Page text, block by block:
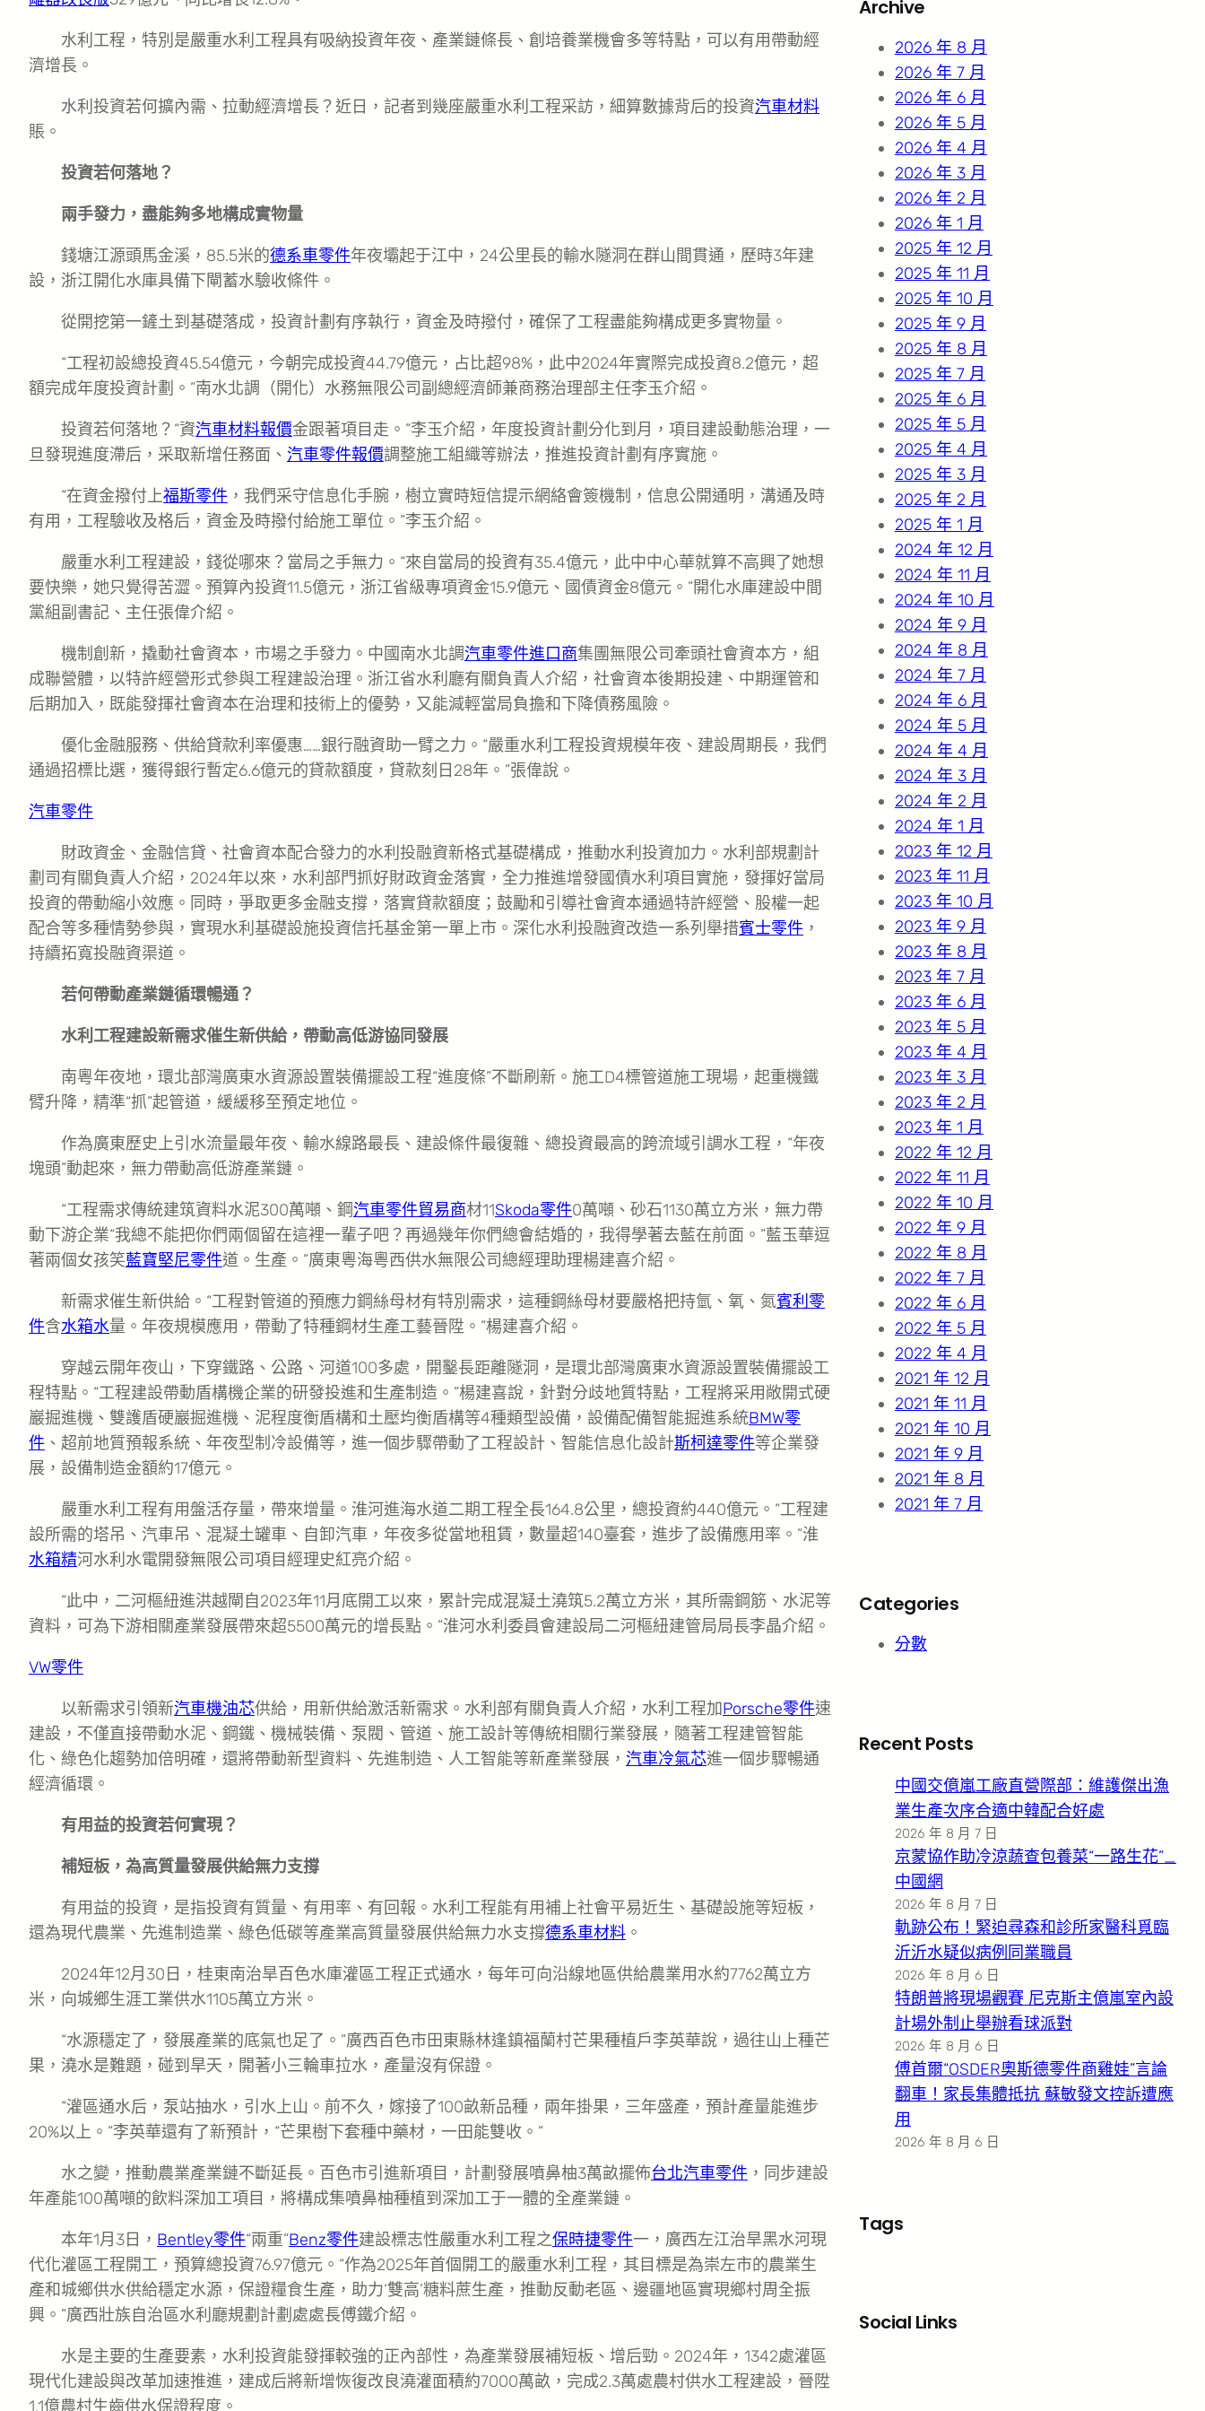
水利工程，特別是嚴重水利工程具有吸納投資年夜、產業鏈條長、創培養業機會多等特點，可以有用帶動經
濟增長。
水利投資若何擴內需、拉動經濟增長？近日，記者到幾座嚴重水利工程采訪，細算數據背后的投資汽車材料
賬。
投資若何落地？
兩手發力，盡能夠多地構成實物量
錢塘江源頭馬金溪，85.5米的德系車零件年夜壩起于江中，24公里長的輸水隧洞在群山間貫通，歷時3年建
設，浙江開化水庫具備下閘蓄水驗收條件。
從開挖第一鏟土到基礎落成，投資計劃有序執行，資金及時撥付，確保了工程盡能夠構成更多實物量。
“工程初設總投資45.54億元，今朝完成投資44.79億元，占比超98%，此中2024年實際完成投資8.2億元，超
額完成年度投資計劃。”南水北調（開化）水務無限公司副總經濟師兼商務治理部主任李玉介紹。
投資若何落地？“資汽車材料報價金跟著項目走。”李玉介紹，年度投資計劃分化到月，項目建設動態治理，一
旦發現進度滯后，采取新增任務面、 汽車零件報價調整施工組織等辦法，推進投資計劃有序實施。
“在資金撥付上福斯零件 ，我們采守信息化手腕，樹立實時短信提示網絡會簽機制，信息公開通明，溝通及時
有用，工程驗收及格后，資金及時撥付給施工單位。”李玉介紹。
嚴重水利工程建設，錢從哪來？當局之手無力。“來自當局的投資有35.4億元，此中中心華就算不高興了她想
要快樂，她只覺得苦澀。預算內投資11.5億元，浙江省級專項資金15.9億元、國債資金8億元。”開化水庫建設中間
黨組副書記、主任張偉介紹。
機制創新，撬動社會資本，市場之手發力。中國南水北調汽車零件進口商集團無限公司牽頭社會資本方，組
成聯營體，以特許經營形式參與工程建設治理。浙江省水利廳有關負責人介紹，社會資本後期投建、中期運管和
后期加入，既能發揮社會資本在治理和技術上的優勢，又能減輕當局負擔和下降債務風險。
優化金融服務、供給貸款利率優惠……銀行融資助一臂之力。“嚴重水利工程投資規模年夜、建設周期長，我們
通過招標比選，獲得銀行暫定6.6億元的貸款額度，貸款刻日28年。”張偉說。
汽車零件
財政資金、金融信貸、社會資本配合發力的水利投融資新格式基礎構成，推動水利投資加力。水利部規劃計
劃司有關負責人介紹，2024年以來，水利部門抓好財政資金落實，全力推進增發國債水利項目實施，發揮好當局
投資的帶動縮小效應。同時，爭取更多金融支撐，落實貸款額度；鼓勵和引導社會資本通過特許經營、股權一起
配合等多種情勢參與，實現水利基礎設施投資信托基金第一單上市。深化水利投融資改造一系列舉措賓士零件 ，
持續拓寬投融資渠道。
若何帶動產業鏈循環暢通？
水利工程建設新需求催生新供給，帶動高低游協同發展
南粵年夜地，環北部灣廣東水資源設置裝備擺設工程“進度條”不斷刷新。施工D4標管道施工現場，起重機鐵
臂升降，精準“抓”起管道，緩緩移至預定地位。
作為廣東歷史上引水流量最年夜、輸水線路最長、建設條件最復雜、總投資最高的跨流域引調水工程，“年夜
塊頭”動起來，無力帶動高低游產業鏈。
“工程需求傳統建筑資料水泥300萬噸、鋼汽車零件貿易商材11Skoda零件0萬噸、砂石1130萬立方米，無力帶
動下游企業“我總不能把你們兩個留在這裡一輩子吧？再過幾年你們總會結婚的，我得學著去藍在前面。”藍玉華逗
著兩個女孩笑藍寶堅尼零件道。生產。”廣東粵海粵西供水無限公司總經理助理楊建喜介紹。
新需求催生新供給。“工程對管道的預應力鋼絲母材有特別需求，這種鋼絲母材要嚴格把持氫、氧、氮賓利零
件含水箱水量。年夜規模應用，帶動了特種鋼材生產工藝晉陞。”楊建喜介紹。
穿越云開年夜山，下穿鐵路、公路、河道100多處，開鑿長距離隧洞，是環北部灣廣東水資源設置裝備擺設工
程特點。“工程建設帶動盾構機企業的研發投進和生產制造。”楊建喜說，針對分歧地質特點，工程將采用敞開式硬
巖掘進機、雙護盾硬巖掘進機、泥程度衡盾構和土壓均衡盾構等4種類型設備，設備配備智能掘進系統BMW零
件 、超前地質預報系統、年夜型制冷設備等，進一個步驟帶動了工程設計、智能信息化設計斯柯達零件等企業發
展，設備制造金額約17億元。
嚴重水利工程有用盤活存量，帶來增量。淮河進海水道二期工程全長164.8公里，總投資約440億元。“工程建
設所需的塔吊、汽車吊、混凝土罐車、自卸汽車，年夜多從當地租賃，數量超140臺套，進步了設備應用率。”淮
水箱精河水利水電開發無限公司項目經理史紅亮介紹。
“此中，二河樞紐進洪越閘自2023年11月底開工以來，累計完成混凝土澆筑5.2萬立方米，其所需鋼筋、水泥等
資料，可為下游相關產業發展帶來超5500萬元的增長點。”淮河水利委員會建設局二河樞紐建管局局長李晶介紹。
VW零件
以新需求引領新汽車機油芯供給，用新供給激活新需求。水利部有關負責人介紹，水利工程加Porsche零件速
建設，不僅直接帶動水泥、鋼鐵、機械裝備、泵閥、管道、施工設計等傳統相關行業發展，隨著工程建管智能
化、綠色化趨勢加倍明確，還將帶動新型資料、先進制造、人工智能等新產業發展， 汽車冷氣芯進一個步驟暢通
經濟循環。
有用益的投資若何實現？
補短板，為高質量發展供給無力支撐
有用益的投資，是指投資有質量、有用率、有回報。水利工程能有用補上社會平易近生、基礎設施等短板，
還為現代農業、先進制造業、綠色低碳等產業高質量發展供給無力水支撐德系車材料 。
2024年12月30日，桂東南治旱百色水庫灌區工程正式通水，每年可向沿線地區供給農業用水約7762萬立方
米，向城鄉生涯工業供水1105萬立方米。
“水源穩定了，發展產業的底氣也足了。”廣西百色市田東縣林逢鎮福蘭村芒果種植戶李英華說，過往山上種芒
果，澆水是難題，碰到旱天，開著小三輪車拉水，產量沒有保證。
“灌區通水后，泵站抽水，引水上山。前不久，嫁接了100畝新品種，兩年掛果，三年盛產，預計產量能進步
20%以上。”李英華還有了新預計，“芒果樹下套種中藥材，一田能雙收。”
水之變，推動農業產業鏈不斷延長。百色市引進新項目，計劃發展噴鼻柚3萬畝擺佈台北汽車零件 ，同步建設
年產能100萬噸的飲料深加工項目，將構成集噴鼻柚種植到深加工于一體的全產業鏈。
本年1月3日， Bentley零件“兩重”Benz零件建設標志性嚴重水利工程之保時捷零件一，廣西左江治旱黑水河現
代化灌區工程開工，預算總投資76.97億元。“作為2025年首個開工的嚴重水利工程，其目標是為崇左市的農業生
產和城鄉供水供給穩定水源，保證糧食生產，助力‘雙高’糖料蔗生產，推動反動老區、邊疆地區實現鄉村周全振
興。”廣西壯族自治區水利廳規劃計劃處處長傅鐵介紹。
水是主要的生產要素，水利投資能發揮較強的正內部性，為產業發展補短板、增后勁。2024年，1342處灌區
現代化建設與改革加速推進，建成后將新增恢復改良澆灌面積約7000萬畝，完成2.3萬處農村供水工程建設，晉陞
1.1億農村生齒供水保證程度。
c
Archive
2026 年 8 月
2026 年 7 月
2026 年 6 月
2026 年 5 月
2026 年 4 月
2026 年 3 月
2026 年 2 月
2026 年 1 月
2025 年 12 月
2025 年 11 月
2025 年 10 月
2025 年 9 月
2025 年 8 月
2025 年 7 月
2025 年 6 月
2025 年 5 月
2025 年 4 月
2025 年 3 月
2025 年 2 月
2025 年 1 月
2024 年 12 月
2024 年 11 月
2024 年 10 月
2024 年 9 月
2024 年 8 月
2024 年 7 月
2024 年 6 月
2024 年 5 月
2024 年 4 月
2024 年 3 月
2024 年 2 月
2024 年 1 月
2023 年 12 月
2023 年 11 月
2023 年 10 月
2023 年 9 月
2023 年 8 月
2023 年 7 月
2023 年 6 月
2023 年 5 月
2023 年 4 月
2023 年 3 月
2023 年 2 月
2023 年 1 月
2022 年 12 月
2022 年 11 月
2022 年 10 月
2022 年 9 月
2022 年 8 月
2022 年 7 月
2022 年 6 月
2022 年 5 月
2022 年 4 月
2021 年 12 月
2021 年 11 月
2021 年 10 月
2021 年 9 月
2021 年 8 月
2021 年 7 月
Categories
分數
Recent Posts
中國交億嵐工廠直營際部：維護傑出漁
業生產次序合適中韓配合好處
2026 年 8 月 7 日
京蒙協作助冷涼蔬查包養菜“一路生花”_
中國網
2026 年 8 月 7 日
軌跡公布！緊迫尋森和診所家醫科覓臨
沂沂水疑似病例同業職員
2026 年 8 月 6 日
特朗普將現場觀賽 尼克斯主億嵐室內設
計場外制止舉辦看球派對
2026 年 8 月 6 日
傅首爾“OSDER奧斯德零件商雞娃”言論
翻車！家長集體抵抗 蘇敏發文控訴遭應
用
2026 年 8 月 6 日
Tags
Social Links